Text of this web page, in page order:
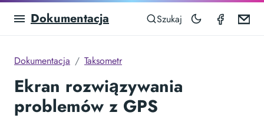
Dokumentacja Szukaj
Dokumentacja Taksometr
Ekran rozwiązywania
problemów z GPS